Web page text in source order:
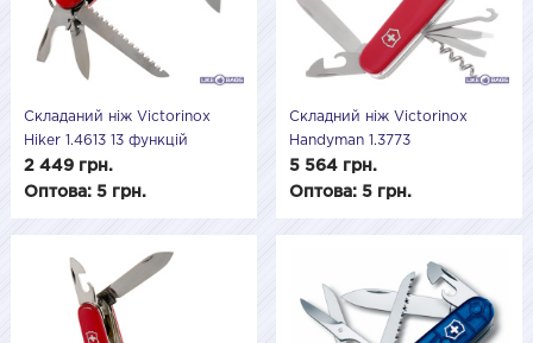
Складаний ніж Victorinox
Hiker 1.4613 13 функцій
2 449 грн.
Оптова: 5 грн.
Складний ніж Victorinox
Handyman 1.3773
5 564 грн.
Оптова: 5 грн.